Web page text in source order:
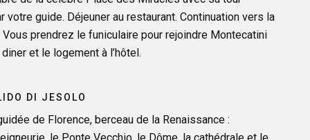
votre guide. Déjeuner au restaurant. Continuation vers la
prendrez le funiculaire pour rejoindre Montecatini
et le logement à l’hôtel.
DI JESOLO
de Florence, berceau de la Renaissance :